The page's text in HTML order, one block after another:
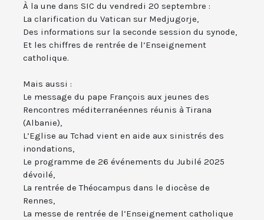
À la une dans SIC du vendredi 20 septembre :
La clarification du Vatican sur Medjugorje,
Des informations sur la seconde session du synode,
Et les chiffres de rentrée de l’Enseignement
catholique.
Mais aussi :
Le message du pape François aux jeunes des
Rencontres méditerranéennes réunis à Tirana
(Albanie),
L’Eglise au Tchad vient en aide aux sinistrés des
inondations,
Le programme de 26 événements du Jubilé 2025
dévoilé,
La rentrée de Théocampus dans le diocèse de
Rennes,
La messe de rentrée de l’Enseignement catholique